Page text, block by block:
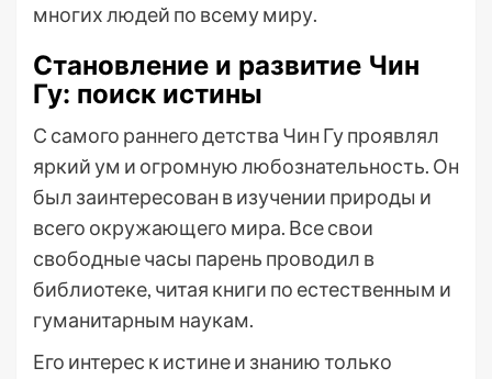
многих людей по всему миру.
Становление и развитие Чин
Гу: поиск истины
С самого раннего детства Чин Гу проявлял
яркий ум и огромную любознательность. Он
был заинтересован в изучении природы и
всего окружающего мира. Все свои
свободные часы парень проводил в
библиотеке, читая книги по естественным и
гуманитарным наукам.
Его интерес к истине и знанию только